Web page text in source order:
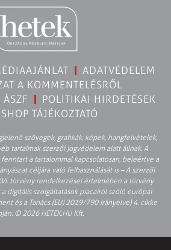
ADATVÉDELEM
A KOMMENTELÉSRŐL
ÁSZF
POLITIKAI HIRDETÉSEK
TÁJÉKOZTATÓ
szövegek, grafikák, képek, hangfelvételek,
tartalmak szerzői jogvédelem alatt állnak. A
a tartalommal kapcsolatosan, beleértve a
céljára való felhasználását is – A szerzői
törvény rendelkezései értelmében a törvény
a digitális szolgáltatások piacairól szóló európai
és a Tanács (EU) 2019/790 Irányelve) 4. cikke
© 2026 HETEK.HU Kft.